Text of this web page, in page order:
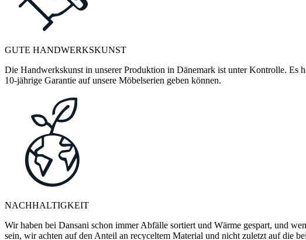
GUTE HANDWERKSKUNST
Die Handwerkskunst in unserer Produktion in Dänemark ist unter Kontrolle. Es
10-jährige Garantie auf unsere Möbelserien geben können.
NACHHALTIGKEIT
Wir haben bei Dansani schon immer Abfälle sortiert und Wärme gespart, und
sein, wir achten auf den Anteil an recyceltem Material und nicht zuletzt auf die